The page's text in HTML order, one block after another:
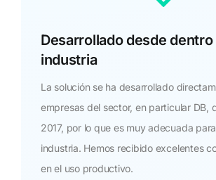
Desarrollado desde dentro
industria
La solución se ha desarrollado
empresas del sector, en particular DB,
2017, por lo que es muy adecuada
industria. Hemos recibido excelentes
en el uso productivo.